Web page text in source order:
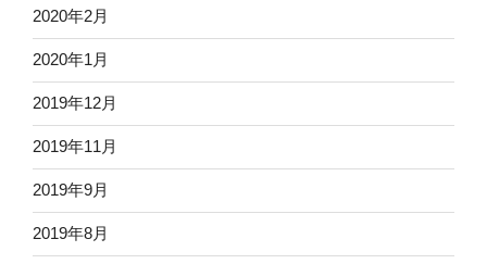
2020年2月
2020年1月
2019年12月
2019年11月
2019年9月
2019年8月